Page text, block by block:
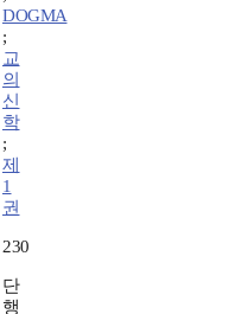
DOGMA
;
교
의
신
학
;
제
1
권
230
단
행